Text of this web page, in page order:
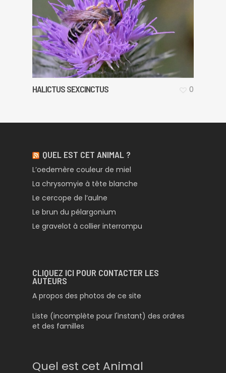
HALICTUS SEXCINCTUS 0
QUEL EST CET ANIMAL ?
L’oedemère couleur de miel
La chrysomyie à tête blanche
Le cercope de l’aulne
Le brun du pélargonium
Le gravelot à collier interrompu
CLIQUEZ ICI POUR CONTACTER LES
AUTEURS
A propos des photos de ce site
Liste (incomplète pour l'instant) des ordres
et des familles
Quel est cet Animal